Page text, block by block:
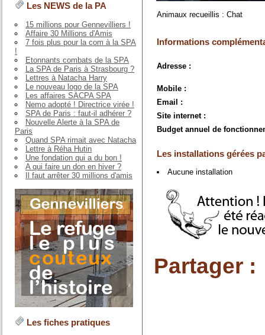
Les NEWS de la PA
15 millions pour Gennevilliers !
Affaire 30 Millions d'Amis
7 fois plus pour la com à la SPA
!
Etonnants combats de la SPA
La SPA de Paris à Strasbourg ?
Lettres à Natacha Harry
Le nouveau logo de la SPA
Les affaires SACPA SPA
Nemo adopté ! Directrice virée !
SPA de Paris : faut-il adhérer ?
Nouvelle Alerte à la SPA de
Paris
Quand SPA rimait avec Natacha
Lettre à Réha Hutin
Une fondation qui a du bon !
A qui faire un don en hiver ?
Il faut arrêter 30 millions d'amis
Les fiches pratiques
Animaux recueillis : Chat
Informations
Adresse :
Mobile :
Email :
Site internet :
Budget annuel de
Les installations gérées
Aucune installation
Partager :